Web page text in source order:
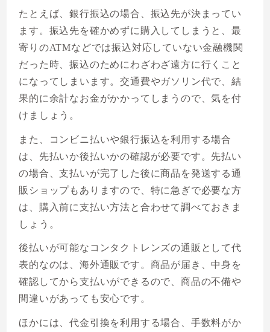
たとえば、銀行振込の場合、振込先が決まってい
ます。振込先を確かめずに購入してしまうと、最
寄りのATMなどでは振込対応していない金融機関
だった時、振込のためにわざわざ遠方に行くこと
になってしまいます。交通費やガソリン代で、結
果的に余計なお金がかかってしまうので、気を付
けましょう。
また、コンビニ払いや銀行振込を利用する場合
は、先払いか後払いかの確認が必要です。先払い
の場合、支払いが完了した後に商品を発送する通
販ショップもありますので、特に急ぎで必要な方
は、購入前に支払い方法と合わせて調べておきま
しょう。
後払いが可能なコンタクトレンズの通販として代
表的なのは、海外通販です。商品が届き、中身を
確認してから支払いができるので、商品の不備や
間違いがあっても安心です。
ほかには、代金引換を利用する場合、手数料がか